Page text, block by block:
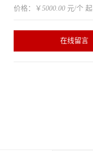
价格：￥ 5000.00 元/个 起
在线留言